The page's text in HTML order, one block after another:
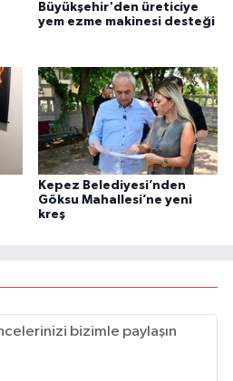
Büyükşehir'den üreticiye
yem ezme makinesi desteği
Kepez Belediyesi’nden
Göksu Mahallesi’ne yeni
kreş